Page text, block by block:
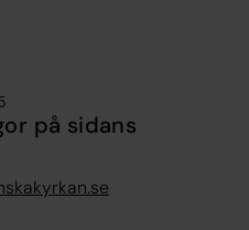
på sidans